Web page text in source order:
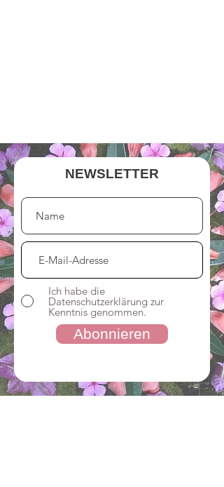
NEWSLETTER
Ich habe die
Datenschutzerklärung zur
Kenntnis genommen.
Abonnieren